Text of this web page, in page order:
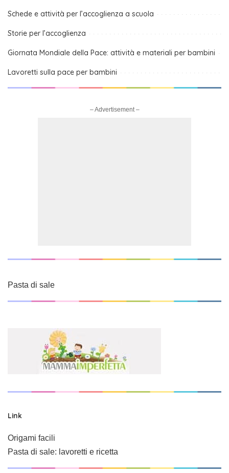
Schede e attività per l’accoglienza a scuola
Storie per l’accoglienza
Giornata Mondiale della Pace: attività e materiali per bambini
Lavoretti sulla pace per bambini
– Advertisement –
Pasta di sale
Link
Origami facili
Pasta di sale: lavoretti e ricetta